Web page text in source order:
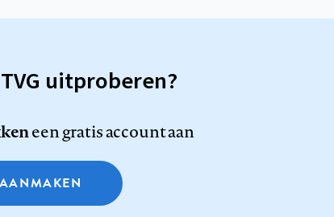
uitproberen?
een gratis account aan